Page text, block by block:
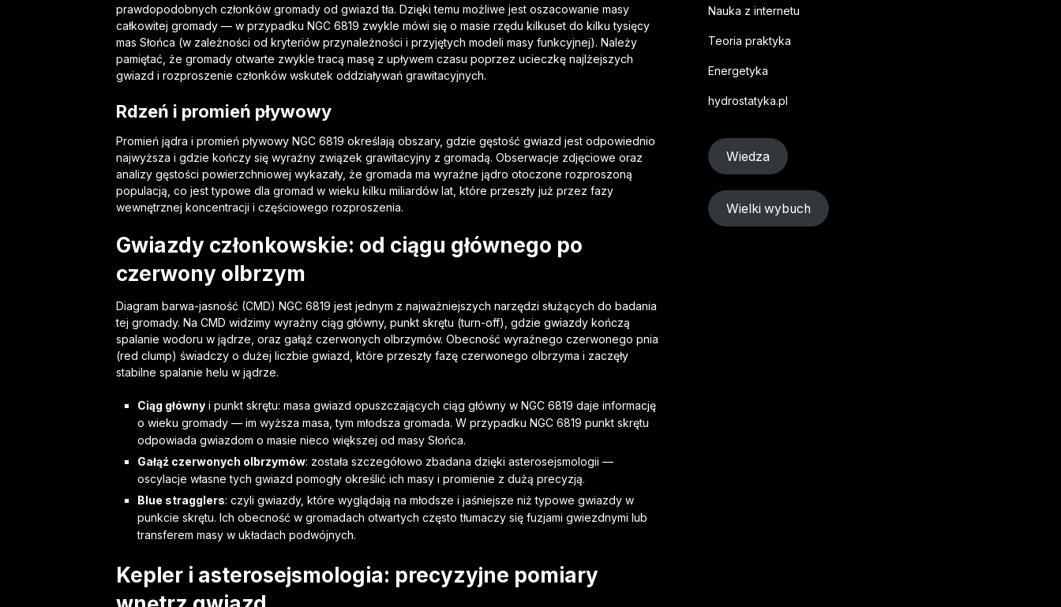
prawdopodobnych członków gromady od gwiazd tła. Dzięki temu możliwe jest oszacowanie masy
całkowitej gromady — w przypadku NGC 6819 zwykle mówi się o masie rzędu kilkuset do kilku tysięcy
mas Słońca (w zależności od kryteriów przynależności i przyjętych modeli masy funkcyjnej). Należy
pamiętać, że gromady otwarte zwykle tracą masę z upływem czasu poprzez ucieczkę najlżejszych
gwiazd i rozproszenie członków wskutek oddziaływań grawitacyjnych.
Rdzeń i promień pływowy
Promień jądra i promień pływowy NGC 6819 określają obszary, gdzie gęstość gwiazd jest odpowiednio
najwyższa i gdzie kończy się wyraźny związek grawitacyjny z gromadą. Obserwacje zdjęciowe oraz
analizy gęstości powierzchniowej wykazały, że gromada ma wyraźne jądro otoczone rozproszoną
populacją, co jest typowe dla gromad w wieku kilku miliardów lat, które przeszły już przez fazy
wewnętrznej koncentracji i częściowego rozproszenia.
Gwiazdy członkowskie: od ciągu głównego po
czerwony olbrzym
Diagram barwa-jasność (CMD) NGC 6819 jest jednym z najważniejszych narzędzi służących do badania
tej gromady. Na CMD widzimy wyraźny ciąg główny, punkt skrętu (turn-off), gdzie gwiazdy kończą
spalanie wodoru w jądrze, oraz gałąź czerwonych olbrzymów. Obecność wyraźnego czerwonego pnia
(red clump) świadczy o dużej liczbie gwiazd, które przeszły fazę czerwonego olbrzyma i zaczęły
stabilne spalanie helu w jądrze.
Ciąg głównyi punkt skrętu: masa gwiazd opuszczających ciąg główny w NGC 6819 daje informację
o wieku gromady — im wyższa masa, tym młodsza gromada. W przypadku NGC 6819 punkt skrętu
odpowiada gwiazdom o masie nieco większej od masy Słońca.
Gałąź czerwonych olbrzymów: została szczegółowo zbadana dzięki asterosejsmologii —
oscylacje własne tych gwiazd pomogły określić ich masy i promienie z dużą precyzją.
Blue stragglers: czyli gwiazdy, które wyglądają na młodsze i jaśniejsze niż typowe gwiazdy w
punkcie skrętu. Ich obecność w gromadach otwartych często tłumaczy się fuzjami gwiezdnymi lub
transferem masy w układach podwójnych.
Kepler i asterosejsmologia: precyzyjne pomiary
Nauka z internetu
Teoria praktyka
Energetyka
hydrostatyka.pl
Wiedza
Wielki wybuch